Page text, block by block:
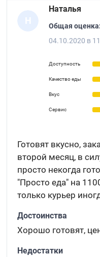
Н
Наталья
Общая оценка:
04.10.2020 в
Доступность
Качество еды
Вкус
Сервис
Готовят вкусно,
второй месяц, в
просто некогда
"Просто еда" на
только курьер
Достоинства
Хорошо готовят,
Недостатки